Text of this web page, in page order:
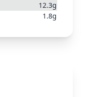
12.3g
1.8g